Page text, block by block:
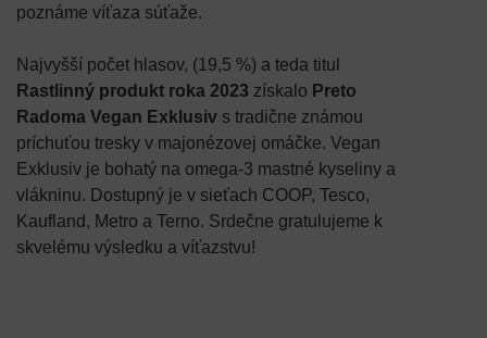
poznáme víťaza súťaže.
Najvyšší počet hlasov, (19,5 %) a teda titul
Rastlinný produkt roka 2023 získalo Preto
Radoma Vegan Exklusiv s tradične známou
príchuťou tresky v majonézovej omáčke. Vegan
Exklusiv je bohatý na omega-3 mastné kyseliny a
vlákninu. Dostupný je v sieťach COOP, Tesco,
Kaufland, Metro a Terno. Srdečne gratulujeme k
skvelému výsledku a víťazstvu!